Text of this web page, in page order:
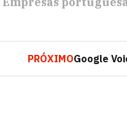
PRÓXIMOGoogle